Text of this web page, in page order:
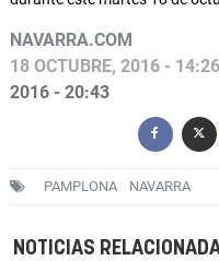
NAVARRA.COM
18 OCTUBRE, 2016 - 14:26
2016 - 20:43
PAMPLONA NAVARRA
NOTICIAS